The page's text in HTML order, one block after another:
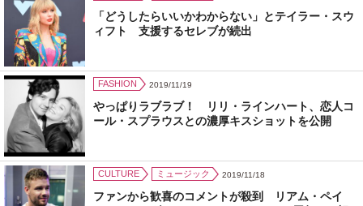
「どうしたらいいかわからない」とテイラー・スウ
ィフト 支援するセレブが続出
FASHION 2019/11/19
やっぱりラブラブ！ リリ・ラインハート、恋人コ
ール・スプラウスとの濃厚キスショットを公開
CULTURE ミュージック 2019/11/18
ファンから歓喜のコメントが殺到 リアム・ペイ